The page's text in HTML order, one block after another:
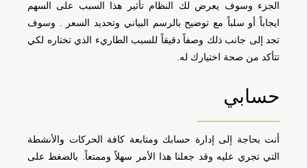
الجزء وسوف يعرض لك النظام تأثير هذا السبب على السهم
ايجاباً أو سلباً مع توضيح بالرسم البياني وتحديد السعر . وسوف
تجد إلى جانب ذلك وصفاً دقيقاً للسبب الطاريء الذي تختاره لكي
تتأكد من صحة اختيارك له.
حسابي
أنت بحاجة إلى إدارة حسابك ومتابعة كافة الحركات والأنشطة
التي تجري عليه وقد جعلنا هذا الأمر سهلاً وممتعاً. بالضغط على